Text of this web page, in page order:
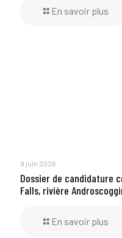
En savoir plus
9 juin 2026
Dossier de candidature
Falls, rivière
En savoir plus